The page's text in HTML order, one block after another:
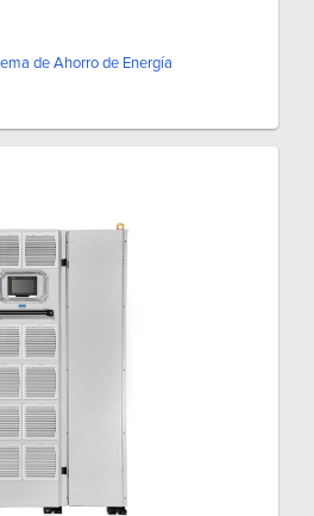
de Ahorro de Energía